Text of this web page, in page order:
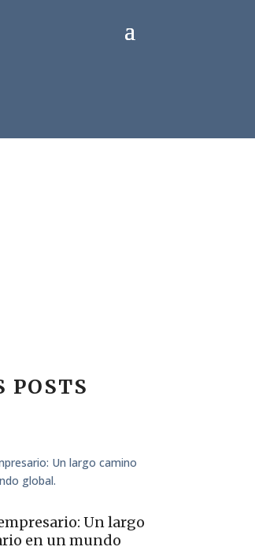
POSTS
Un largo
en un mundo